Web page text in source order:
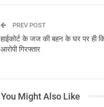
PREV POST
हाईकोर्ट के जज की बहन के घर पर ही
आरोपी गिरफ्तार
You Might Also Like